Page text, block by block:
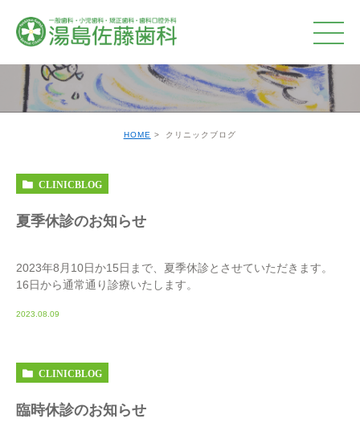
HOME クリニックブログ
CLINICBLOG
夏季休診のお知らせ
2023年8月10日か15日まで、夏季休診とさせていただきます。
16日から通常通り診療いたします。
2023.08.09
CLINICBLOG
臨時休診のお知らせ